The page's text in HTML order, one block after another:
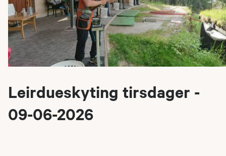
Leirdueskyting tirsdager -
09-06-2026